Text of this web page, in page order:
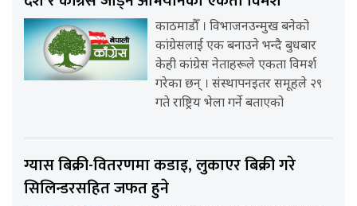
काठमाडौँ । विभाजनउन्मुख बनेको
कांग्रेसलाई एक बनाउने भन्दै बुधबार
केही कांग्रेस नेताहरूले एकता विमर्श
गरेका छन् । संस्थापनइतर समूहले २९
गते राष्ट्रिय भेला गर्ने बताएको
ग्यास बिक्री-वितरणमा कडाइ, लुकाएर बिक्री गरे
सिलिन्डरसहित जफत हुने